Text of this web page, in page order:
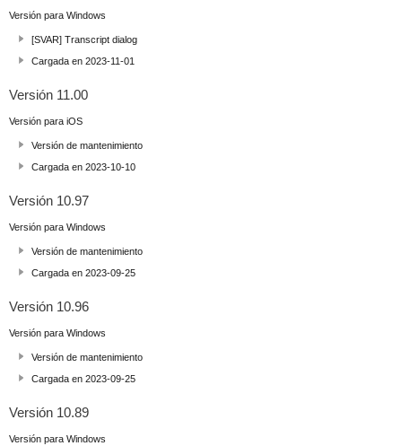
Versión para Windows
[SVAR] Transcript dialog
Cargada en 2023-11-01
Versión 11.00
Versión para iOS
Versión de mantenimiento
Cargada en 2023-10-10
Versión 10.97
Versión para Windows
Versión de mantenimiento
Cargada en 2023-09-25
Versión 10.96
Versión para Windows
Versión de mantenimiento
Cargada en 2023-09-25
Versión 10.89
Versión para Windows